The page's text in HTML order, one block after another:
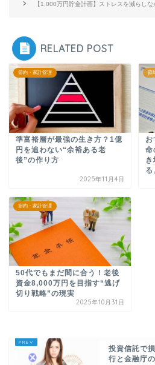
【1,000万円貯金計画】ストレスを減らし
RELATED POST
節約・家計管理
準富裕層が最強の生き方？1億
円を追わない“余裕ある老
後”の作り方
2025年11月4日
節
お
命
る
節約・家計管理
50代でもまだ間に合う！老後
資金8,000万円を目指す“逃げ
切り戦略”の現実
2025年10月31日
投資信託で
行と金融庁